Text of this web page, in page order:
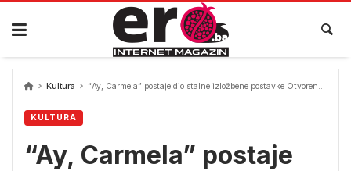
Skip
content
Kultura “Ay, Carmela” postaje dio stalne izložbene postavke Otvorenog depoa Historijskog muzeja BiH
KULTURA
“Ay, Carmela” postaje